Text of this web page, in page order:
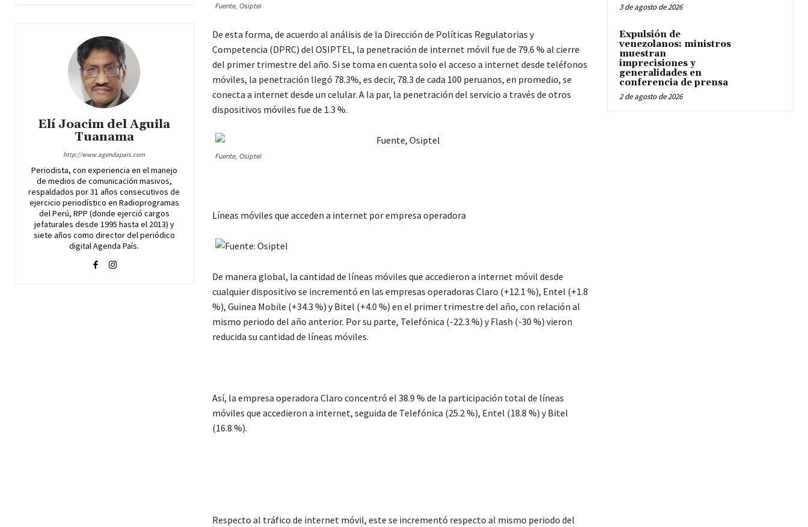
Elí Joacim del Aguila
Tuanama
http://www.agendapais.com
Periodista, con experiencia en el manejo
de medios de comunicación masivos,
respaldados por 31 años consecutivos de
ejercicio periodístico en Radioprogramas
del Perú, RPP (donde ejerció cargos
jefaturales desde 1995 hasta el 2013) y
siete años como director del periódico
digital Agenda País.
Fuente, Osiptel
De esta forma, de acuerdo al análisis de la Dirección de Políticas Regulatorias y
Competencia (DPRC) del OSIPTEL, la penetración de internet móvil fue de 79.6 % al cierre
del primer trimestre del año. Si se toma en cuenta solo el acceso a internet desde teléfonos
móviles, la penetración llegó 78.3%, es decir, 78.3 de cada 100 peruanos, en promedio, se
conecta a internet desde un celular. A la par, la penetración del servicio a través de otros
dispositivos móviles fue de 1.3 %.
Fuente, Osiptel
Líneas móviles que acceden a internet por empresa operadora
De manera global, la cantidad de líneas móviles que accedieron a internet móvil desde
cualquier dispositivo se incrementó en las empresas operadoras Claro (+12.1 %), Entel (+1.8
%), Guinea Mobile (+34.3 %) y Bitel (+4.0 %) en el primer trimestre del año, con relación al
mismo periodo del año anterior. Por su parte, Telefónica (-22.3 %) y Flash (-30 %) vieron
reducida su cantidad de líneas móviles.
Así, la empresa operadora Claro concentró el 38.9 % de la participación total de líneas
móviles que accedieron a internet, seguida de Telefónica (25.2 %), Entel (18.8 %) y Bitel
(16.8 %).
Respecto al tráfico de internet móvil, este se incrementó respecto al mismo periodo del
3 de agosto de 2026
Expulsión de
venezolanos: ministros
muestran
imprecisiones y
generalidades en
conferencia de prensa
2 de agosto de 2026